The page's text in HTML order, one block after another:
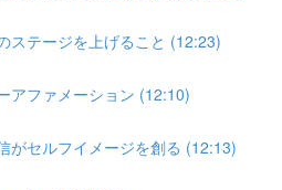
ステージを上げること (12:23)
アファメーション (12:10)
がセルフイメージを創る (12:13)